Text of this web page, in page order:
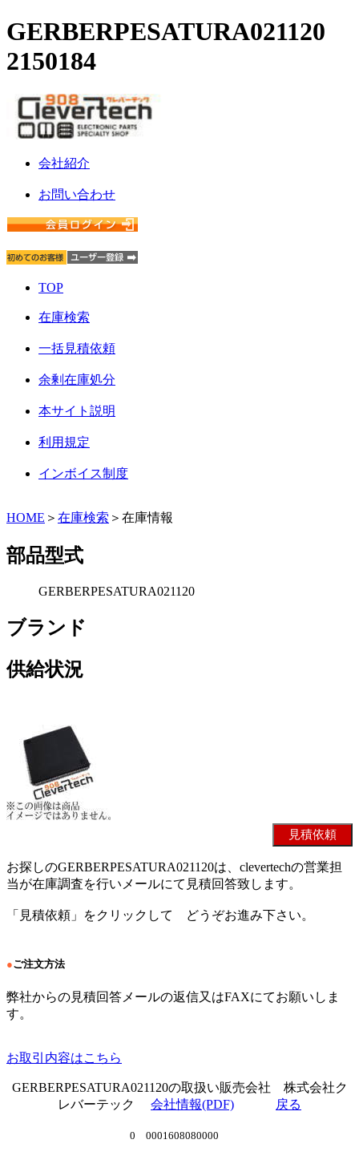
GERBERPESATURA021120
2150184
会社紹介
お問い合わせ
TOP
在庫検索
一括見積依頼
余剰在庫処分
本サイト説明
利用規定
インボイス制度
HOME ＞ 在庫検索 ＞在庫情報
部品型式
GERBERPESATURA021120
ブランド
供給状況
お探しのGERBERPESATURA021120は、clevertechの営業担
当が在庫調査を行いメールにて見積回答致します。
「見積依頼」をクリックして どうぞお進み下さい。
●ご注文方法
弊社からの見積回答メールの返信又はFAXにてお願いしま
す。
お取引内容はこちら
GERBERPESATURA021120の取扱い販売会社 株式会社ク
レバーテック 会社情報(PDF) 戻る
0 0001608080000